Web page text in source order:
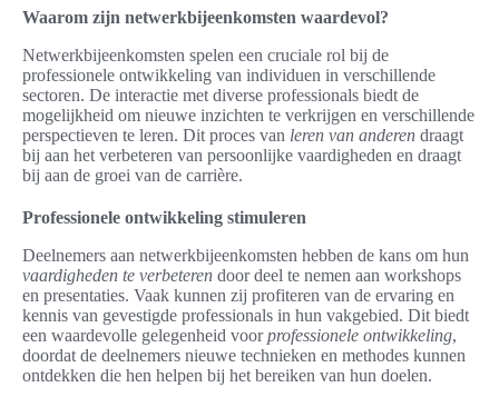
Waarom zijn netwerkbijeenkomsten waardevol?
Netwerkbijeenkomsten spelen een cruciale rol bij de
professionele ontwikkeling van individuen in verschillende
sectoren. De interactie met diverse professionals biedt de
mogelijkheid om nieuwe inzichten te verkrijgen en verschillende
perspectieven te leren. Dit proces van leren van anderen draagt
bij aan het verbeteren van persoonlijke vaardigheden en draagt
bij aan de groei van de carrière.
Professionele ontwikkeling stimuleren
Deelnemers aan netwerkbijeenkomsten hebben de kans om hun
vaardigheden te verbeteren door deel te nemen aan workshops
en presentaties. Vaak kunnen zij profiteren van de ervaring en
kennis van gevestigde professionals in hun vakgebied. Dit biedt
een waardevolle gelegenheid voorprofessionele ontwikkeling,
doordat de deelnemers nieuwe technieken en methodes kunnen
ontdekken die hen helpen bij het bereiken van hun doelen.